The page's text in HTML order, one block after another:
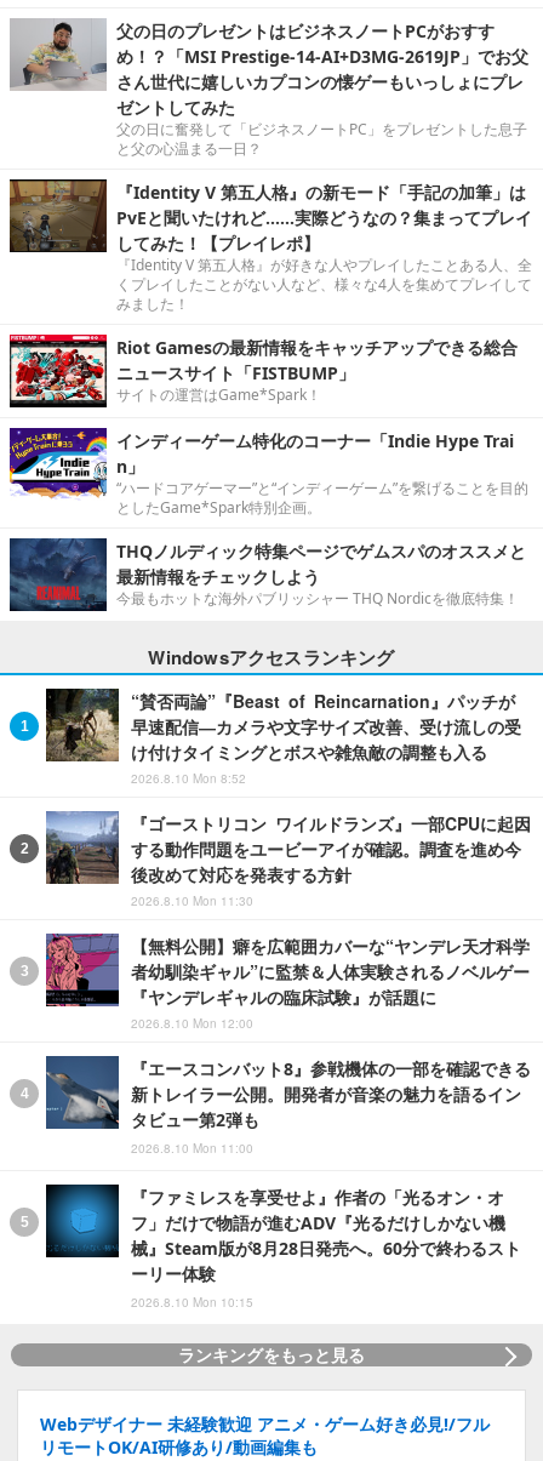
父の日のプレゼントはビジネスノートPCがおすす
め！？「MSI Prestige-14-AI+D3MG-2619JP」でお父
さん世代に嬉しいカプコンの懐ゲーもいっしょにプレ
ゼントしてみた
父の日に奮発して「ビジネスノートPC」をプレゼントした息子
と父の心温まる一日？
『Identity V 第五人格』の新モード「手記の加筆」は
PvEと聞いたけれど……実際どうなの？集まってプレイ
してみた！【プレイレポ】
『Identity V 第五人格』が好きな人やプレイしたことある人、全
くプレイしたことがない人など、様々な4人を集めてプレイして
みました！
Riot Gamesの最新情報をキャッチアップできる総合
ニュースサイト「FISTBUMP」
サイトの運営はGame*Spark！
インディーゲーム特化のコーナー「Indie Hype Trai
n」
“ハードコアゲーマー”と“インディーゲーム”を繋げることを目的
としたGame*Spark特別企画。
THQノルディック特集ページでゲムスパのオススメと
最新情報をチェックしよう
今最もホットな海外パブリッシャー THQ Nordicを徹底特集！
Windowsアクセスランキング
“賛否両論”『Beast of Reincarnation』パッチが
早速配信―カメラや文字サイズ改善、受け流しの受
け付けタイミングとボスや雑魚敵の調整も入る
2026.8.10 Mon 8:52
『ゴーストリコン ワイルドランズ』一部CPUに起因
する動作問題をユービーアイが確認。調査を進め今
後改めて対応を発表する方針
2026.8.10 Mon 11:30
【無料公開】癖を広範囲カバーな“ヤンデレ天才科学
者幼馴染ギャル”に監禁＆人体実験されるノベルゲー
『ヤンデレギャルの臨床試験』が話題に
2026.8.10 Mon 12:00
『エースコンバット8』参戦機体の一部を確認できる
新トレイラー公開。開発者が音楽の魅力を語るイン
タビュー第2弾も
2026.8.10 Mon 11:00
『ファミレスを享受せよ』作者の「光るオン・オ
フ」だけで物語が進むADV『光るだけしかない機
械』Steam版が8月28日発売へ。60分で終わるスト
ーリー体験
2026.8.10 Mon 10:15
ランキングをもっと見る
Webデザイナー 未経験歓迎 アニメ・ゲーム好き必見!/フル
リモートOK/AI研修あり/動画編集も